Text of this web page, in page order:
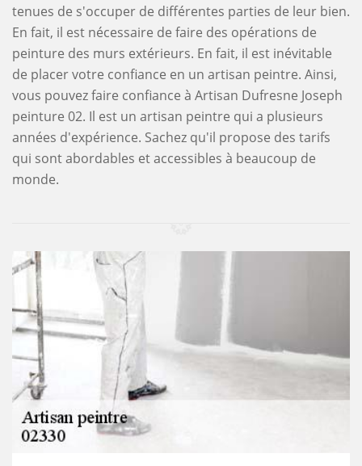
tenues de s'occuper de différentes parties de leur bien.
En fait, il est nécessaire de faire des opérations de
peinture des murs extérieurs. En fait, il est inévitable
de placer votre confiance en un artisan peintre. Ainsi,
vous pouvez faire confiance à Artisan Dufresne Joseph
peinture 02. Il est un artisan peintre qui a plusieurs
années d'expérience. Sachez qu'il propose des tarifs
qui sont abordables et accessibles à beaucoup de
monde.